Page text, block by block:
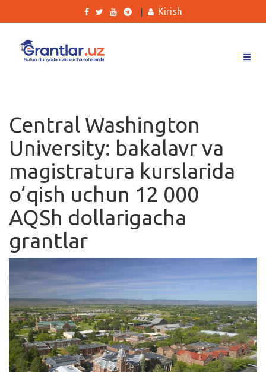
Ishlar
Kurslar
Blog
Yana
Kirish
Kirish
Central Washington
University: bakalavr va
magistratura kurslarida
o’qish uchun 12 000
AQSh dollarigacha
grantlar